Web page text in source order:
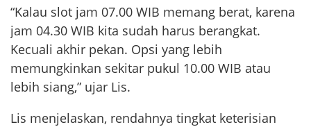
“Kalau slot jam 07.00 WIB memang berat, karena
jam 04.30 WIB kita sudah harus berangkat.
Kecuali akhir pekan. Opsi yang lebih
memungkinkan sekitar pukul 10.00 WIB atau
lebih siang,” ujar Lis.
Lis menjelaskan, rendahnya tingkat keterisian